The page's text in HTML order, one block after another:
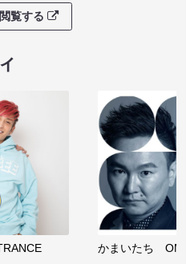
覧する
かまいたち